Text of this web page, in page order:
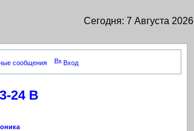
Сегодня: 7 Августа 2026
сообщения Вход
24 В